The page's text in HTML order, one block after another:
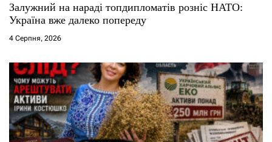
Залужний на нараді топдипломатів розніс НАТО:
Україна вже далеко попереду
4 Серпня, 2026